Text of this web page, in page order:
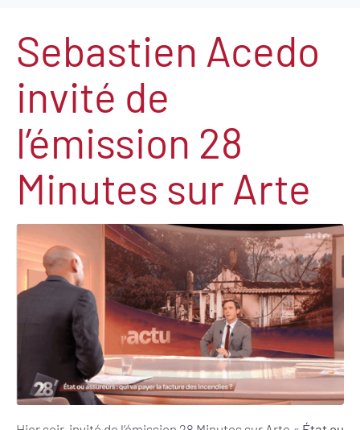
Sebastien Acedo
invité de
l’émission 28
Minutes sur Arte